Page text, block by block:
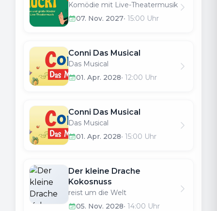
Komödie mit Live-Theatermusik
07. Nov. 2027• 15:00 Uhr
Conni Das Musical
Das Musical
01. Apr. 2028• 12:00 Uhr
Conni Das Musical
Das Musical
01. Apr. 2028• 15:00 Uhr
Der kleine Drache
Kokosnuss
reist um die Welt
05. Nov. 2028• 14:00 Uhr